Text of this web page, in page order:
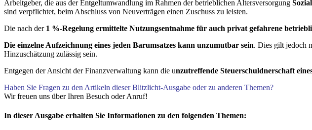
Arbeitgeber, die aus der Entgeltumwandlung im Rahmen der betrieblichen Altersversorgung
sind verpflichtet, beim Abschluss von Neuverträgen einen Zuschuss zu leisten.
Die nach der 1 %-Regelung ermittelte Nutzungsentnahme für auch privat gefahrene
Die einzelne Aufzeichnung eines jeden Barumsatzes kann unzumutbar sein. Dies gilt jedoch
Hinzuschätzung zulässig sein.
Entgegen der Ansicht der Finanzverwaltung kann die unzutreffende Steuerschuldnerschaft
Haben Sie Fragen zu den Artikeln dieser Blitzlicht-Ausgabe oder zu anderen Themen?
Wir freuen uns über Ihren Besuch oder Anruf!
In dieser Ausgabe erhalten Sie Informationen zu den folgenden Themen: